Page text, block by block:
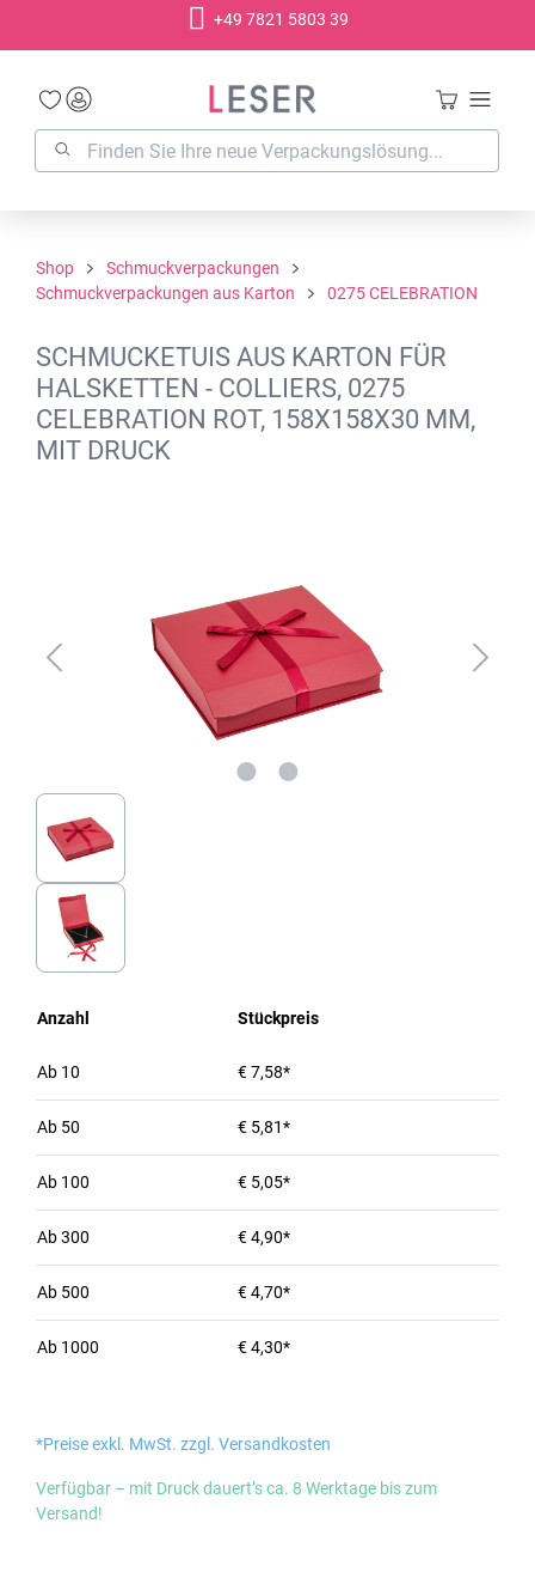
+49 7821 5803 39
Shop
Schmuckverpackungen
Schmuckverpackungen aus Karton
0275 CELEBRATION
SCHMUCKETUIS AUS KARTON FÜR
HALSKETTEN - COLLIERS, 0275
CELEBRATION ROT, 158X158X30 MM,
MIT DRUCK
Anzahl Stückpreis
Ab 10 € 7,58*
Ab 50 € 5,81*
Ab 100 € 5,05*
Ab300 € 4,90*
Ab 500 € 4,70*
Ab 1000 € 4,30*
*Preise exkl. MwSt. zzgl. Versandkosten
Verfügbar – mit Druck dauert’s ca. 8 Werktage bis zum
Versand!